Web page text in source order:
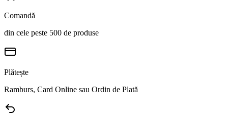
Comandă
din cele peste 500 de produse
Plătește
Ramburs, Card Online sau Ordin de Plată